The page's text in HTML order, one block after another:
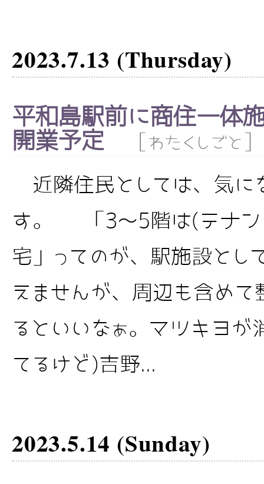
2023.7.13 (Thursday)
平和島駅前に商住一体
開業予定
わたくしごと
近隣住民としては、気に
す。 「3～5階は(テナン
宅」ってのが、駅施設とし
えませんが、周辺も含め
るといいなぁ。マツキヨが
てるけど)吉野...
2023.5.14 (Sunday)